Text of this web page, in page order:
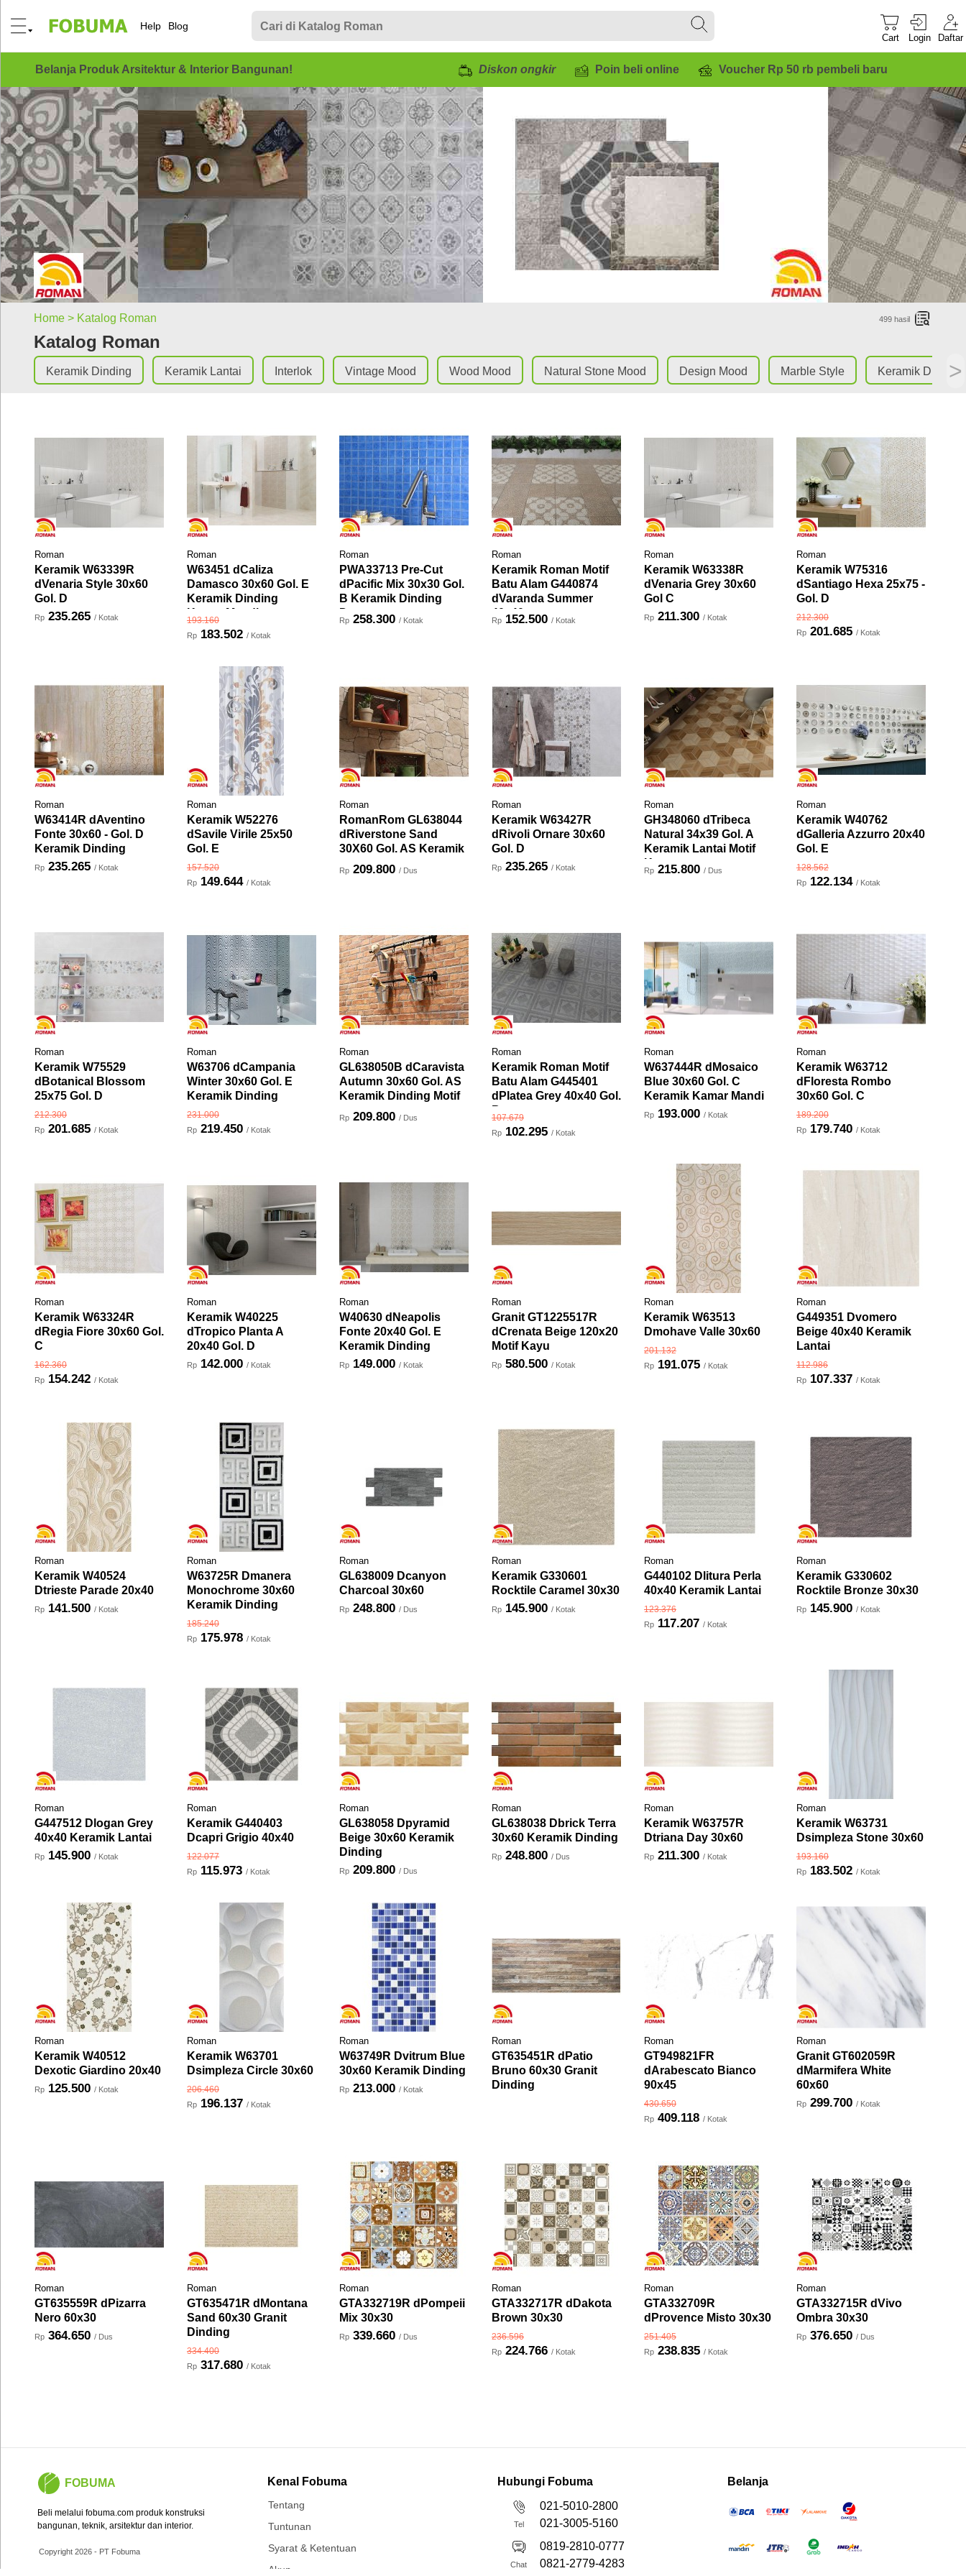
Help Blog
Cart Login Daftar
Belanja Produk Arsitektur & Interior Bangunan! Diskon ongkir Poin beli online Voucher Rp 50 rb pembeli baru
Home > Katalog Roman
Katalog Roman
499 hasil
>
Keramik Dinding Keramik Lantai Interlok Vintage Mood Wood Mood Natural Stone Mood Design Mood Marble Style Keramik Dinding
Roman
Keramik W63339R
dVenaria Style 30x60
Gol. D
Rp 235.265 / Kotak
Roman
W63451 dCaliza
Damasco 30x60 Gol. E
Keramik Dinding
Kamar Mandi
193.160
Rp 183.502 / Kotak
Roman
PWA33713 Pre-Cut
dPacific Mix 30x30 Gol.
B Keramik Dinding
Dapur
Rp 258.300 / Kotak
Roman
Keramik Roman Motif
Batu Alam G440874
dVaranda Summer
40x40 ...
Rp 152.500 / Kotak
Roman
Keramik W63338R
dVenaria Grey 30x60
Gol C
Rp 211.300 / Kotak
Roman
Keramik W75316
dSantiago Hexa 25x75 -
Gol. D
212.300
Rp 201.685 / Kotak
Roman
W63414R dAventino
Fonte 30x60 - Gol. D
Keramik Dinding
Rp 235.265 / Kotak
Roman
Keramik W52276
dSavile Virile 25x50
Gol. E
157.520
Rp 149.644 / Kotak
Roman
RomanRom GL638044
dRiverstone Sand
30X60 Gol. AS Keramik
Rp 209.800 / Dus
Roman
Keramik W63427R
dRivoli Ornare 30x60
Gol. D
Rp 235.265 / Kotak
Roman
GH348060 dTribeca
Natural 34x39 Gol. A
Keramik Lantai Motif
Kayu
Rp 215.800 / Dus
Roman
Keramik W40762
dGalleria Azzurro 20x40
Gol. E
128.562
Rp 122.134 / Kotak
Roman
Keramik W75529
dBotanical Blossom
25x75 Gol. D
212.300
Rp 201.685 / Kotak
Roman
W63706 dCampania
Winter 30x60 Gol. E
Keramik Dinding
231.000
Rp 219.450 / Kotak
Roman
GL638050B dCaravista
Autumn 30x60 Gol. AS
Keramik Dinding Motif
Rp 209.800 / Dus
Roman
Keramik Roman Motif
Batu Alam G445401
dPlatea Grey 40x40 Gol.
B
107.679
Rp 102.295 / Kotak
Roman
W637444R dMosaico
Blue 30x60 Gol. C
Keramik Kamar Mandi
Rp 193.000 / Kotak
Roman
Keramik W63712
dFloresta Rombo
30x60 Gol. C
189.200
Rp 179.740 / Kotak
Roman
Keramik W63324R
dRegia Fiore 30x60 Gol.
C
162.360
Rp 154.242 / Kotak
Roman
Keramik W40225
dTropico Planta A
20x40 Gol. D
Rp 142.000 / Kotak
Roman
W40630 dNeapolis
Fonte 20x40 Gol. E
Keramik Dinding
Rp 149.000 / Kotak
Roman
Granit GT1225517R
dCrenata Beige 120x20
Motif Kayu
Rp 580.500 / Kotak
Roman
Keramik W63513
Dmohave Valle 30x60
201.132
Rp 191.075 / Kotak
Roman
G449351 Dvomero
Beige 40x40 Keramik
Lantai
112.986
Rp 107.337 / Kotak
Roman
Keramik W40524
Dtrieste Parade 20x40
Rp 141.500 / Kotak
Roman
W63725R Dmanera
Monochrome 30x60
Keramik Dinding
185.240
Rp 175.978 / Kotak
Roman
GL638009 Dcanyon
Charcoal 30x60
Rp 248.800 / Dus
Roman
Keramik G330601
Rocktile Caramel 30x30
Rp 145.900 / Kotak
Roman
G440102 Dlitura Perla
40x40 Keramik Lantai
123.376
Rp 117.207 / Kotak
Roman
Keramik G330602
Rocktile Bronze 30x30
Rp 145.900 / Kotak
Roman
G447512 Dlogan Grey
40x40 Keramik Lantai
Rp 145.900 / Kotak
Roman
Keramik G440403
Dcapri Grigio 40x40
122.077
Rp 115.973 / Kotak
Roman
GL638058 Dpyramid
Beige 30x60 Keramik
Dinding
Rp 209.800 / Dus
Roman
GL638038 Dbrick Terra
30x60 Keramik Dinding
Rp 248.800 / Dus
Roman
Keramik W63757R
Dtriana Day 30x60
Rp 211.300 / Kotak
Roman
Keramik W63731
Dsimpleza Stone 30x60
193.160
Rp 183.502 / Kotak
Roman
Keramik W40512
Dexotic Giardino 20x40
Rp 125.500 / Kotak
Roman
Keramik W63701
Dsimpleza Circle 30x60
206.460
Rp 196.137 / Kotak
Roman
W63749R Dvitrum Blue
30x60 Keramik Dinding
Rp 213.000 / Kotak
Roman
GT635451R dPatio
Bruno 60x30 Granit
Dinding
Roman
GT949821FR
dArabescato Bianco
90x45
430.650
Rp 409.118 / Kotak
Roman
Granit GT602059R
dMarmifera White
60x60
Rp 299.700 / Kotak
Roman
GT635559R dPizarra
Nero 60x30
Rp 364.650 / Dus
Roman
GT635471R dMontana
Sand 60x30 Granit
Dinding
334.400
Rp 317.680 / Kotak
Roman
GTA332719R dPompeii
Mix 30x30
Rp 339.660 / Dus
Roman
GTA332717R dDakota
Brown 30x30
236.596
Rp 224.766 / Kotak
Roman
GTA332709R
dProvence Misto 30x30
251.405
Rp 238.835 / Kotak
Roman
GTA332715R dVivo
Ombra 30x30
Rp 376.650 / Dus
FOBUMA
Beli melalui fobuma.com produk konstruksi
bangunan, teknik, arsitektur dan interior.
Copyright 2026 - PT Fobuma
Kenal Fobuma
Tentang
Tuntunan
Syarat & Ketentuan
Akun
Hubungi Fobuma
Tel
021-5010-2800
021-3005-5160
Chat
0819-2810-0777
0821-2779-4283
Belanja